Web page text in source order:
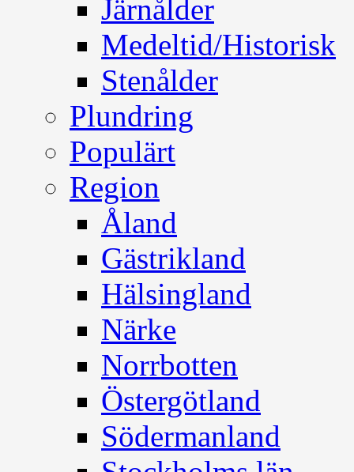
Järnålder
Medeltid/Historisk
Stenålder
Plundring
Populärt
Region
Åland
Gästrikland
Hälsingland
Närke
Norrbotten
Östergötland
Södermanland